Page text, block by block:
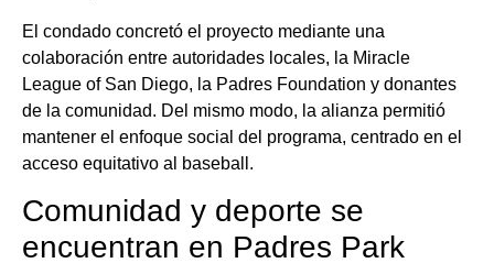
El condado concretó el proyecto mediante una
colaboración entre autoridades locales, la Miracle
League of San Diego, la Padres Foundation y donantes
de la comunidad. Del mismo modo, la alianza permitió
mantener el enfoque social del programa, centrado en el
acceso equitativo al baseball.
Comunidad y deporte se
encuentran en Padres Park